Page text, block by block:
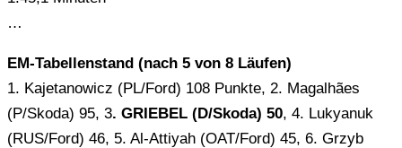
…
EM-Tabellenstand (nach 5 von 8 Läufen)
1. Kajetanowicz (PL/Ford) 108 Punkte, 2. Magalhães
(P/Skoda) 95, 3. GRIEBEL (D/Skoda) 50, 4. Lukyanuk
(RUS/Ford) 46, 5. Al-Attiyah (OAT/Ford) 45, 6. Grzyb